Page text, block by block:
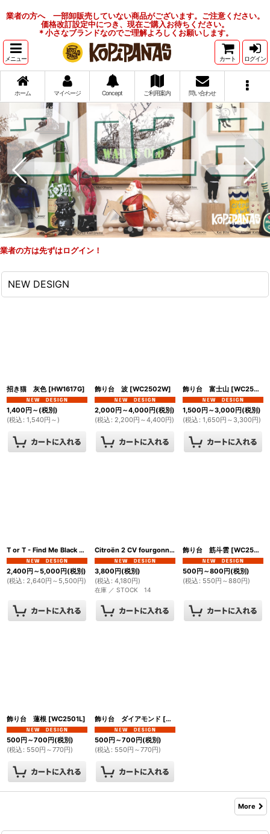
業者の方へ 一部卸販売していない商品がございます。ご注意ください。
価格改訂設定中につき、現在ご購入お待ちください。
＊小さなブランドなのでご理解よろしくお願いします。
メニュー カート ログイン
ホーム マイページ Concept ご利用案内 問い合わせ
業者の方は先ずはログイン！
NEW DESIGN
招き猫 灰色 [HW1617G]
1,400 円 ～ (税別)
(税込 : 1,540円 ～ )
飾り台 波 [WC2502W]
2,000 円 ～4,000 円 (税別)
(税込 : 2,200円 ～4,400円)
飾り台 富士山 [WC2502F
1,500 円 ～3,000 円 (税別)
(税込 : 1,650円 ～3,300円)
T or T - Find Me Black Boy [HW1901B ]
2,400 円 ～5,000 円 (税別)
(税込 : 2,640円 ～5,500円)
Citroën 2 CV fourgonnette シトロエン2CVフルゴネット
3,800 円 (税別)
(税込 : 4,180円)
在庫 ／ STOCK 14
飾り台 筋斗雲 [WC2501C
500 円 ～800 円 (税別)
(税込 : 550円 ～880円)
飾り台 蓮根 [WC2501L]
500 円 ～700 円 (税別)
(税込 : 550円 ～770円)
飾り台 ダイアモンド [WC2501D
500 円 ～700 円 (税別)
(税込 : 550円 ～770円)
More